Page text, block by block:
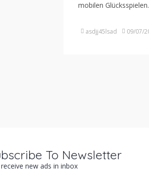
mobilen Glücksspielen.
asdjj45lsad 09/07/
To Newsletter
new ads in inbox